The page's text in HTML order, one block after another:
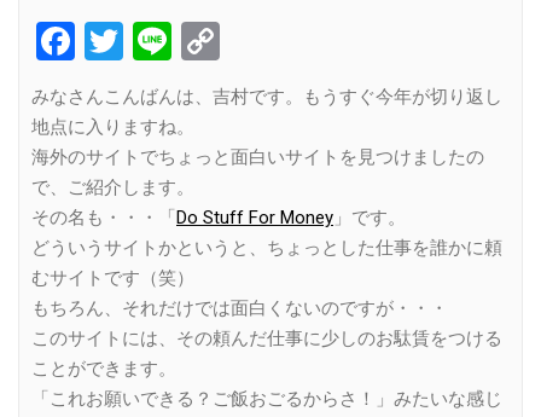
Facebook
Twitter
Line
Link
みなさんこんばんは、吉村です。もうすぐ今年が切り返し
地点に入りますね。
海外のサイトでちょっと面白いサイトを見つけましたの
で、ご紹介します。
その名も・・・「Do Stuff For Money 」です。
どういうサイトかというと、ちょっとした仕事を誰かに頼
むサイトです（笑）
もちろん、それだけでは面白くないのですが・・・
このサイトには、その頼んだ仕事に少しのお駄賃をつける
ことができます。
「これお願いできる？ご飯おごるからさ！」みたいな感じ